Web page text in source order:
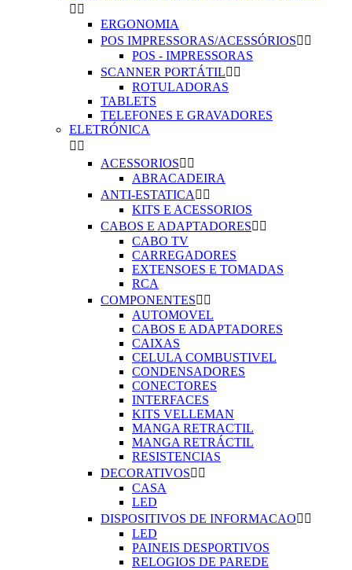
 
ERGONOMIA
POS IMPRESSORAS/ACESSÓRIOS 
POS - IMPRESSORAS
SCANNER PORTÁTIL 
ROTULADORAS
TABLETS
TELEFONES E GRAVADORES
ELETRÓNICA
 
ACESSORIOS 
ABRACADEIRA
ANTI-ESTATICA  
KITS E ACESSORIOS
CABOS E ADAPTADORES 
CABO TV
CARREGADORES
EXTENSOES E TOMADAS
RCA
COMPONENTES 
AUTOMOVEL
CABOS E ADAPTADORES
CAIXAS
CELULA COMBUSTIVEL
CONDENSADORES
CONECTORES
INTERFACES
KITS VELLEMAN
MANGA RETRACTIL
MANGA RETRÁCTIL
RESISTENCIAS
DECORATIVOS 
CASA
LED
DISPOSITIVOS DE INFORMACAO 
LED
PAINEIS DESPORTIVOS
RELOGIOS DE PAREDE